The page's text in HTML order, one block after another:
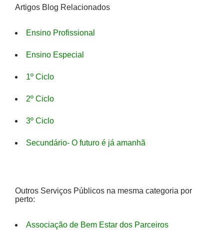
Artigos Blog Relacionados
Ensino Profissional
Ensino Especial
1º Ciclo
2º Ciclo
3º Ciclo
Secundário- O futuro é já amanhã
Outros Serviços Públicos na mesma categoria por
perto:
Associação de Bem Estar dos Parceiros